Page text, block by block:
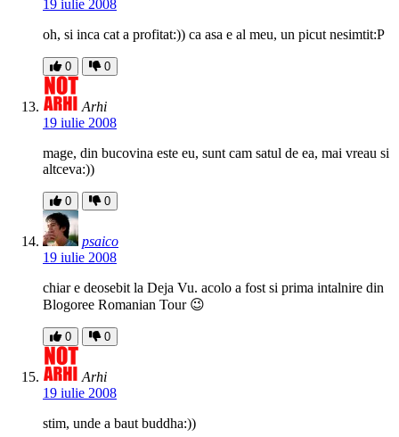
19 iulie 2008
oh, si inca cat a profitat:)) ca asa e al meu, un picut nesimtit:P
0 0
Arhi
19 iulie 2008
mage, din bucovina este eu, sunt cam satul de ea, mai vreau si
altceva:))
0 0
psaico
19 iulie 2008
chiar e deosebit la Deja Vu. acolo a fost si prima intalnire din
Blogoree Romanian Tour 😉
0 0
Arhi
19 iulie 2008
stim, unde a baut buddha:))